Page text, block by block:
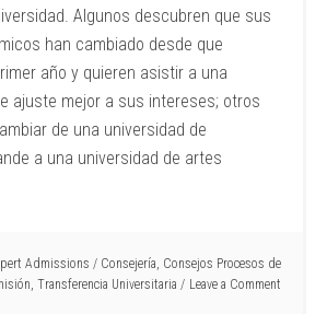
Algunos descubren que sus
han cambiado desde que
año y quieren asistir a una
ajuste mejor a sus intereses; otros
de una universidad de
a una universidad de artes
Admissions / Consejería Consejos Procesos de
Transferencia Universitaria Leave a Comment